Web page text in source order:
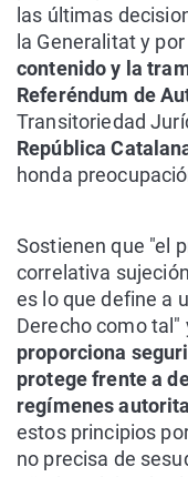
las últimas
la Generalitat y
contenido y la
Referéndum de
Transitoriedad
República
honda
Sostienen que "el
correlativa
es lo que define a
Derecho como tal"
proporciona
protege frente a
regímenes
estos principios
no precisa de